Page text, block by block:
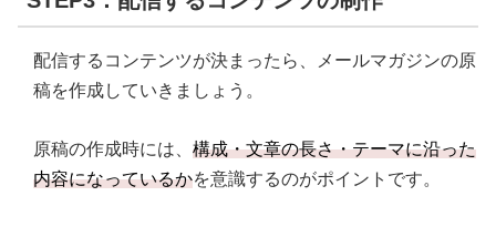
配信するコンテンツが決まったら、メールマガジンの原
稿を作成していきましょう。
原稿の作成時には、 構成・文章の長さ・テーマに沿った
内容になっているかを意識するのがポイントです。